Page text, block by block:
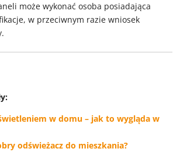
może wykonać osoba posiadająca
w przeciwnym razie wniosek
w domu – jak to wygląda w
odświeżacz do mieszkania?